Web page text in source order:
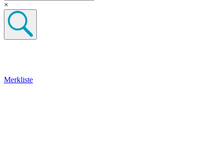
×
Merkliste